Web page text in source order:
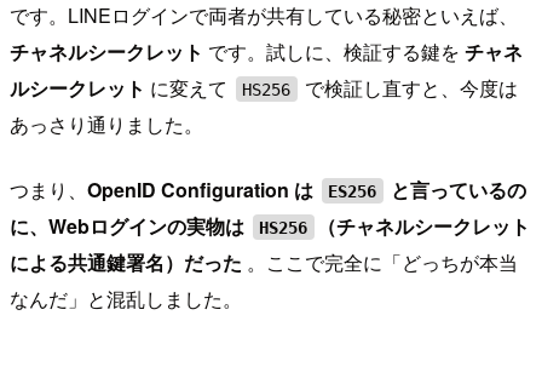
です。LINEログインで両者が共有している秘密といえば、
チャネルシークレット です。試しに、検証する鍵を チャネ
ルシークレット に変えて HS256
で検証し直すと、今度は
あっさり通りました。
つまり、 OpenID Configuration は ES256
と言っているの
に、Webログインの実物は
HS256
（チャネルシークレット
による共通鍵署名）だった 。ここで完全に「どっちが本当
なんだ」と混乱しました。